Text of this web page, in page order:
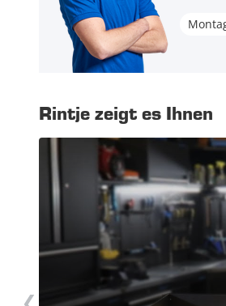
Rintje zeigt es Ihnen